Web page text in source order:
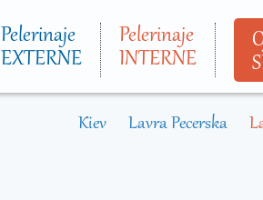
conţinutul
principal
Pelerinaje
EXTERNE
Pelerinaje
INTERNE
Kiev Lavra Pecerska